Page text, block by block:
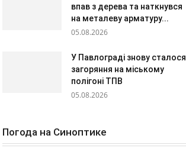
впав з дерева та наткнувся
на металеву арматуру...
05.08.2026
У Павлограді знову сталося
загоряння на міському
полігоні ТПВ
05.08.2026
Погода на Синоптике